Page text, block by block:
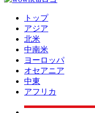
トップ
アジア
北米
中南米
ヨーロッパ
オセアニア
中東
アフリカ